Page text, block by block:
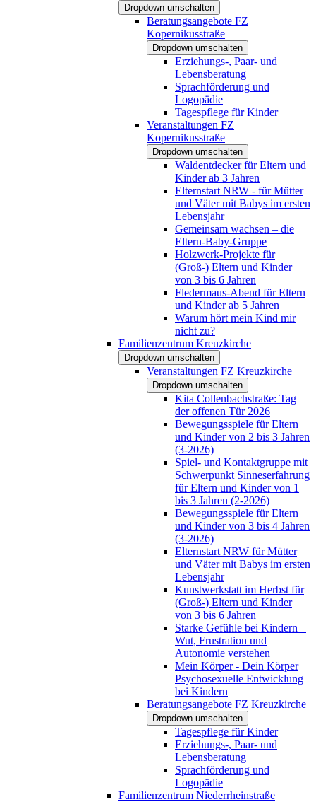
Dropdown umschalten
Beratungsangebote FZ
Kopernikusstraße
Dropdown umschalten
Erziehungs-, Paar- und
Lebensberatung
Sprachförderung und
Logopädie
Tagespflege für Kinder
Veranstaltungen FZ
Kopernikusstraße
Dropdown umschalten
Waldentdecker für Eltern und
Kinder ab 3 Jahren
Elternstart NRW - für Mütter
und Väter mit Babys im ersten
Lebensjahr
Gemeinsam wachsen – die
Eltern-Baby-Gruppe
Holzwerk-Projekte für
(Groß-) Eltern und Kinder
von 3 bis 6 Jahren
Fledermaus-Abend für Eltern
und Kinder ab 5 Jahren
Warum hört mein Kind mir
nicht zu?
Familienzentrum Kreuzkirche
Dropdown umschalten
Veranstaltungen FZ Kreuzkirche
Dropdown umschalten
Kita Collenbachstraße: Tag
der offenen Tür 2026
Bewegungsspiele für Eltern
und Kinder von 2 bis 3 Jahren
(3-2026)
Spiel- und Kontaktgruppe mit
Schwerpunkt Sinneserfahrung
für Eltern und Kinder von 1
bis 3 Jahren (2-2026)
Bewegungsspiele für Eltern
und Kinder von 3 bis 4 Jahren
(3-2026)
Elternstart NRW für Mütter
und Väter mit Babys im ersten
Lebensjahr
Kunstwerkstatt im Herbst für
(Groß-) Eltern und Kinder
von 3 bis 6 Jahren
Starke Gefühle bei Kindern –
Wut, Frustration und
Autonomie verstehen
Mein Körper - Dein Körper
Psychosexuelle Entwicklung
bei Kindern
Beratungsangebote FZ Kreuzkirche
Dropdown umschalten
Tagespflege für Kinder
Erziehungs-, Paar- und
Lebensberatung
Sprachförderung und
Logopädie
Familienzentrum Niederrheinstraße